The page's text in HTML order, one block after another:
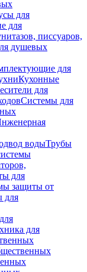
для
для
писсуаров,
душевых
для
Кухонные
для
Системы для
водыТрубы
для
защиты от
для
для